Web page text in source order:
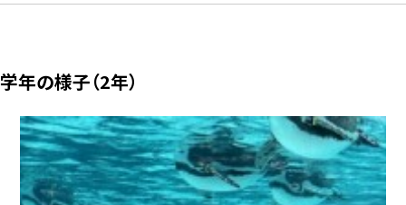
学年の様子（2年）